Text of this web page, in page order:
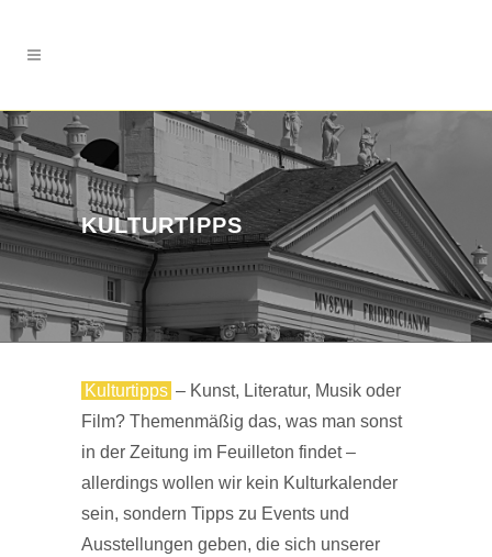
KULTURTIPPS
Kulturtipps – Kunst, Literatur, Musik oder
Film? Themenmäßig das, was man sonst
in der Zeitung im Feuilleton findet –
allerdings wollen wir kein Kulturkalender
sein, sondern Tipps zu Events und
Ausstellungen geben, die sich unserer